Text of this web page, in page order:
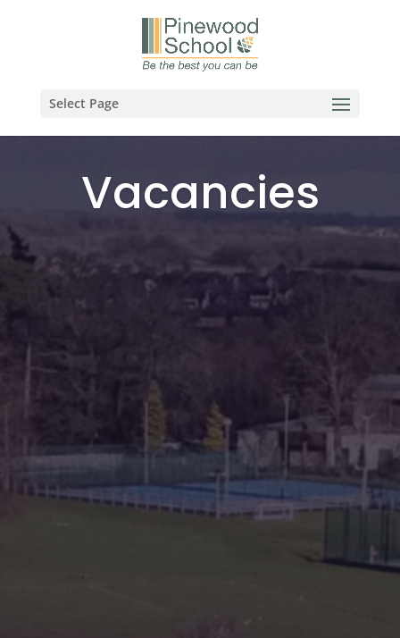
Select Page
Vacancies